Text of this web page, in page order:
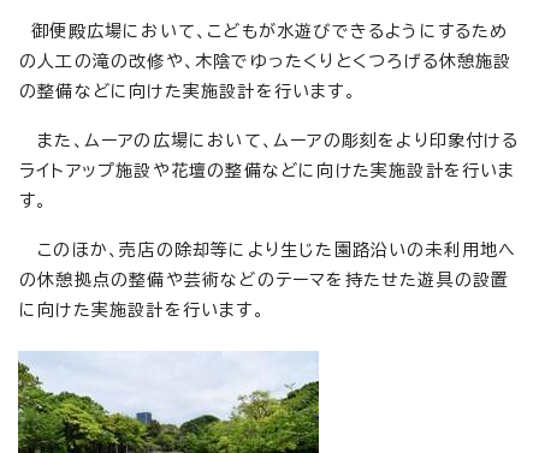
御便殿広場において、こどもが水遊びできるようにするため
の人工の滝の改修や、木陰でゆったくりとくつろげる休憩施設
の整備などに向けた実施設計を行います。
また、ムーアの広場において、ムーアの彫刻をより印象付ける
ライトアップ施設や花壇の整備などに向けた実施設計を行いま
す。
このほか、売店の除却等により生じた園路沿いの未利用地へ
の休憩拠点の整備や芸術などのテーマを持たせた遊具の設置
に向けた実施設計を行います。